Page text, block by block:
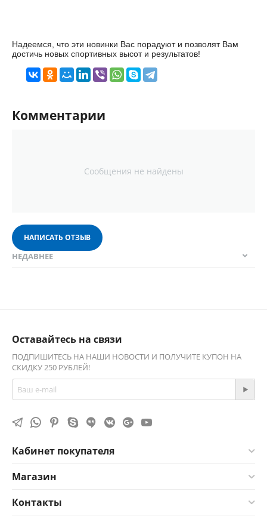
Надеемся, что эти новинки Вас порадуют и позволят Вам
достичь новых спортивных высот и результатов!
Комментарии
Сообщения не найдены
НАПИСАТЬ ОТЗЫВ
НЕДАВНЕЕ
Оставайтесь на связи
ПОДПИШИТЕСЬ НА НАШИ НОВОСТИ И ПОЛУЧИТЕ КУПОН НА
СКИДКУ 250 РУБЛЕЙ!
Кабинет покупателя
Магазин
Контакты